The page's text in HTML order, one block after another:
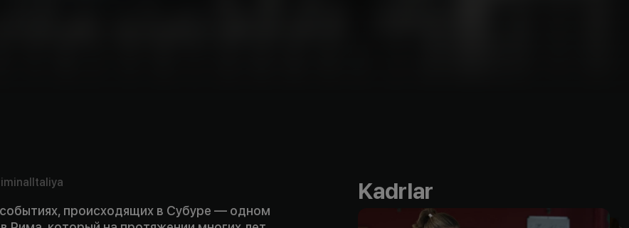
Italiya
происходящих в Субуре — одном
Kadrlar